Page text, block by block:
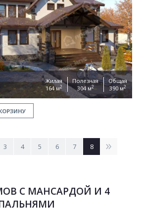
Жилая
164 м2
Полезная
304 м2
Общая
390 м2
3 4 5 6 7 8 >
С МАНСАРДОЙ И 4